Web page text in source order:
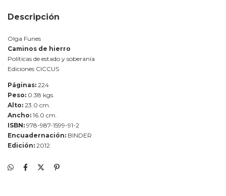
Descripción
Olga Funes
Caminos de hierro
Políticas de estado y soberanía
Ediciones CICCUS
Páginas: 224
Peso: 0.38 kgs.
Alto: 23.0 cm.
Ancho: 16.0 cm.
ISBN: 978-987-1599-91-2
Encuadernación: BINDER
Edición: 2012